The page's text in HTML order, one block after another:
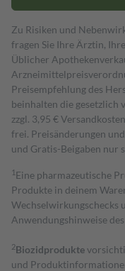
Zu Risiken und
fragen Sie Ihre Ärztin,
Üblicher
Preisempfehlung des
beinhalten die gesetzlich
zzgl. 3,95 €
frei. Preisänderungen
und Gratis-Beigaben nur
1 Eine pharmazeutische
Produkte in deinem
Wechselwirkungschecks
Anwendungshinweise
2Biozidprodukte
und